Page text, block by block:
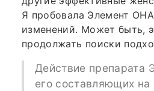
Я пробовала Элемент
изменений. Может быть,
продолжать поиски
Действие препарата
его составляющих